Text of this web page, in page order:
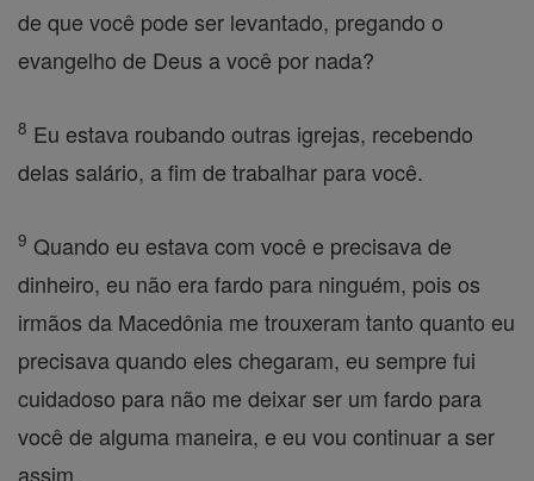
de que você pode ser levantado, pregando o
evangelho de Deus a você por nada?
8 Eu estava roubando outras igrejas, recebendo
delas salário, a fim de trabalhar para você.
9 Quando eu estava com você e precisava de
dinheiro, eu não era fardo para ninguém, pois os
irmãos da Macedônia me trouxeram tanto quanto eu
precisava quando eles chegaram, eu sempre fui
cuidadoso para não me deixar ser um fardo para
você de alguma maneira, e eu vou continuar a ser
assim.